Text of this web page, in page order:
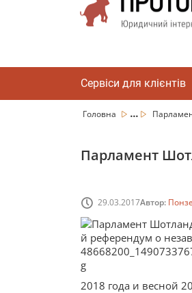
Сервіси для клієнтів
Головна ...
Парламент
29.03.2017Автор:
2018 года и весной